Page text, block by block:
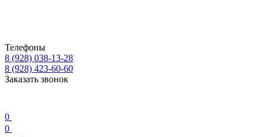
Телефоны
8 (928) 038-13-28
8 (928) 423-60-60
Заказать звонок
0
0